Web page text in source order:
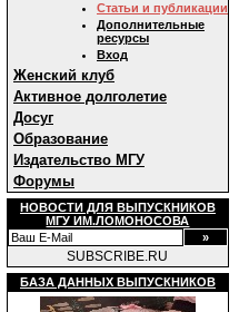
Статьи и публикации
Дополнительные
ресурсы
Вход
Женский клуб
Активное долголетие
Досуг
Образование
Издательство МГУ
Форумы
НОВОСТИ ДЛЯ ВЫПУСКНИКОВ
МГУ ИМ.ЛОМОНОСОВА
SUBSCRIBE.RU
БАЗА ДАННЫХ ВЫПУСКНИКОВ